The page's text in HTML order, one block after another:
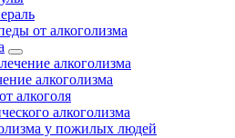
от алкоголизма
алкоголизма
алкоголизма
алкоголя
алкоголизма
у пожилых людей